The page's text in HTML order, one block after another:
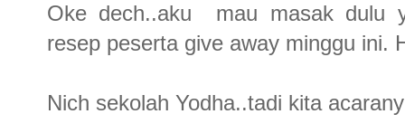
Oke dech..aku mau masak dulu
resep peserta give away minggu ini.
Nich sekolah Yodha..tadi kita